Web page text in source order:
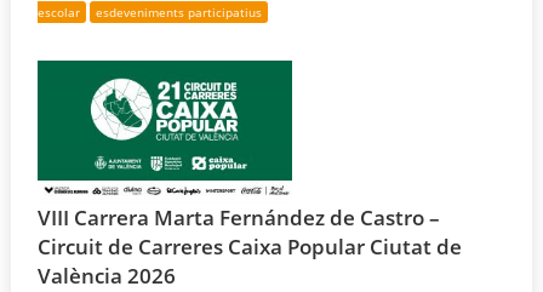
escolar
esdeveniments participatius
VIII Carrera Marta Fernández de Castro –
Circuit de Carreres Caixa Popular Ciutat de
València 2026